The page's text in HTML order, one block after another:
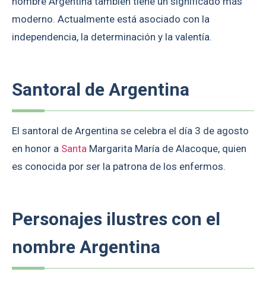
moderno. Actualmente está asociado con la
independencia, la determinación y la valentía.
Santoral de Argentina
El santoral de Argentina se celebra el día 3 de agosto
en honor a Santa Margarita María de Alacoque, quien
es conocida por ser la patrona de los enfermos.
Personajes ilustres con el
nombre Argentina